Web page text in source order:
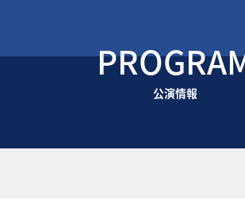
公演情報